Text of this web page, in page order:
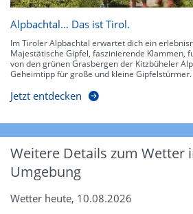
Alpbachtal… Das ist Tirol.
Im Tiroler Alpbachtal erwartet dich ein
Majestätische Gipfel, faszinierende Klammen,
von den grünen Grasbergen der Kitzbüheler
Geheimtipp für große und kleine Gipfelstürmer.
Jetzt entdecken
Weitere Details zum Wetter
Umgebung
Wetter heute, 10.08.2026